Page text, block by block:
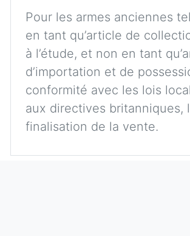
Pour les armes anciennes
en tant qu’article de
à l’étude, et non en tant
d’importation et de
conformité avec les lois
aux directives britanniques,
finalisation de la vente.